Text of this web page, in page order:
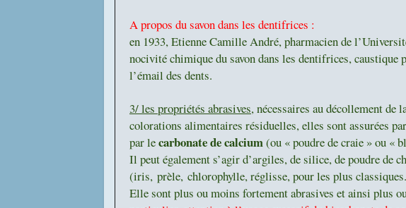
A propos du savon dans les dentifrices :
en 1933, Etienne Camille André, pharmacien de
nocivité chimique du savon dans les dentifrices, caustique
l’émail des dents.
3/ les propriétés abrasives, nécessaires au décollement de
colorations alimentaires résiduelles, elles sont assurées
par lecarbonate de calcium(ou « poudre de craie » ou «
Il peut également s’agir d’argiles, de silice, de poudre de
(iris, prèle, chlorophylle, réglisse, pour les plus
Elle sont plus ou moins fortement abrasives et ainsi plus